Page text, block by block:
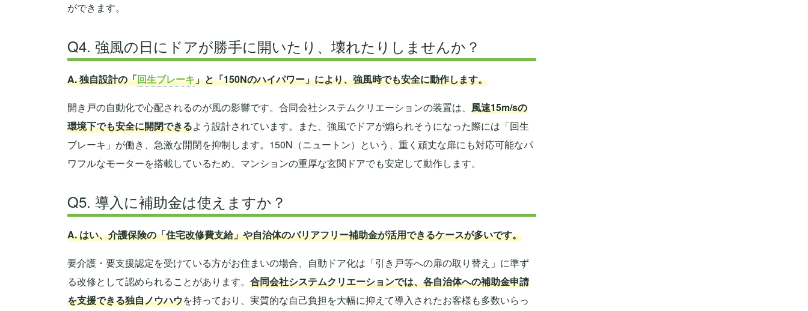
ができます。
Q4. 強風の日にドアが勝手に開いたり、壊れたりしませんか？
A. 独自設計の「回生ブレーキ」と「150Nのハイパワー」により、強風時でも安全に動作します。
開き戸の自動化で心配されるのが風の影響です。合同会社システムクリエーションの装置は、 風速15m/sの
環境下でも安全に開閉できるよう設計されています。また、強風でドアが煽られそうになった際には「回生
ブレーキ」が働き、急激な開閉を抑制します。150N（ニュートン）という、重く頑丈な扉にも対応可能なパ
ワフルなモーターを搭載しているため、マンションの重厚な玄関ドアでも安定して動作します。
Q5. 導入に補助金は使えますか？
A. はい、介護保険の「住宅改修費支給」や自治体のバリアフリー補助金が活用できるケースが多いです。
要介護・要支援認定を受けている方がお住まいの場合、自動ドア化は「引き戸等への扉の取り替え」に準ず
る改修として認められることがあります。 合同会社システムクリエーションでは、各自治体への補助金申請
を支援できる独自ノウハウを持っており、実質的な自己負担を大幅に抑えて導入されたお客様も多数いらっ